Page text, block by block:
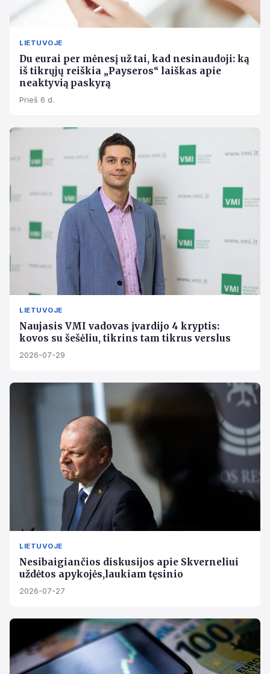
LIETUVOJE
Du eurai per mėnesį už tai, kad nesinaudoji: ką
iš tikrųjų reiškia „Payseros“ laiškas apie
neaktyvią paskyrą
Prieš 6 d.
LIETUVOJE
Naujasis VMI vadovas įvardijo 4 kryptis:
kovos su šešėliu, tikrins tam tikrus verslus
2026-07-29
LIETUVOJE
Nesibaigiančios diskusijos apie Skverneliui
uždėtos apykojės,laukiam tęsinio
2026-07-27